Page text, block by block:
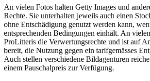
An vielen Fotos halten Getty Images und
Rechte. Sie unterhalten jeweils auch einen
ohne Entschädigung genutzt werden kann,
entsprechenden Bedingungen einhält. An
ProLitteris die Verwertungsrechte und ist auf
bereit, die Nutzung gegen ein tarifgemässes
Auch stellen verschiedene Bildagenturen
einem Pauschalpreis zur Verfügung.